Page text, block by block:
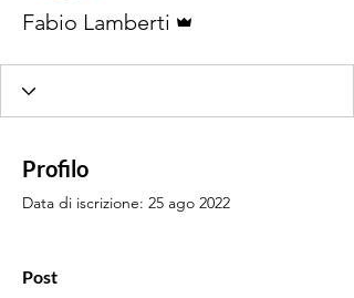
Fabio Lamberti
Profilo
Data di iscrizione: 25 ago 2022
Post